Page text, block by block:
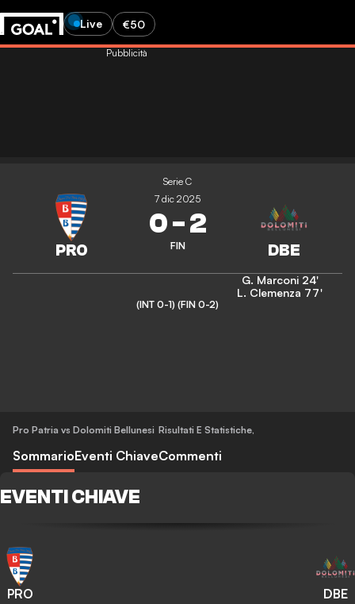
Live €50
Pubblicità
Serie C
7 dic 2025
0-2
FIN
G. Marconi 24'
L. Clemenza 77'
(INT 0-1) (FIN 0-2)
Pro Patria vs Dolomiti Bellunesi Risultati E Statistiche,
SommarioEventi ChiaveCommenti
EVENTI CHIAVE
PRO DBE